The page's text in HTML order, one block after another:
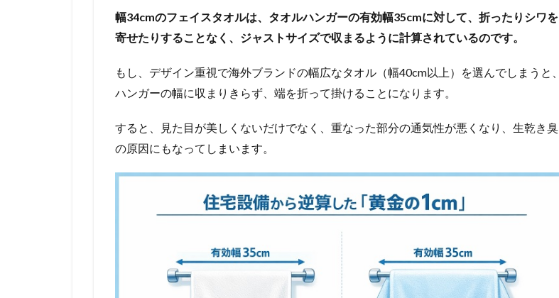
幅34cmのフェイスタオルは、タオルハンガーの有効幅35cmに対して、折ったりシワを
寄せたりすることなく、ジャストサイズで収まるように計算されているのです。
もし、デザイン重視で海外ブランドの幅広なタオル（幅40cm以上）を選んでしまうと、
ハンガーの幅に収まりきらず、端を折って掛けることになります。
すると、見た目が美しくないだけでなく、重なった部分の通気性が悪くなり、生乾き臭
の原因にもなってしまいます。